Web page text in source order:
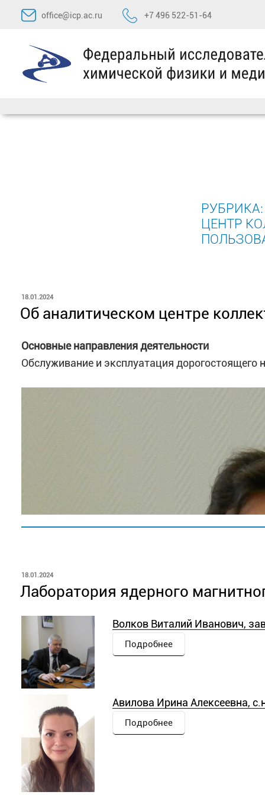
Перейти
содержимому
office@icp.ac.ru +7 496 522-51-64
ЦЕНТР
ОПУБЛИКОВАНО
18.01.2024
Об аналитическом центре
Основные направления деятельности
Обслуживание и эксплуатация дорогостоящего
ОПУБЛИКОВАНО
18.01.2024
Лаборатория ядерного
Волков Виталий Иванович,
Подробнее
Авилова Ирина Алексеевна,
Подробнее